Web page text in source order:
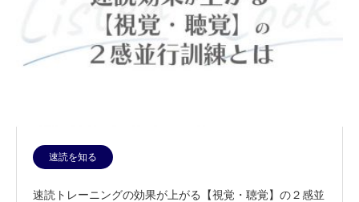
速読を知る
速読トレーニングの効果が上がる【視覚・聴覚】の２感並